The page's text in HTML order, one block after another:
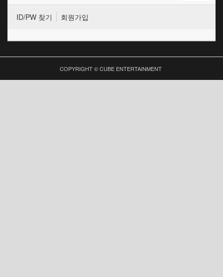
ID/PW 찾기 회원가입
COPYRIGHT © CUBE ENTERTAINMENT